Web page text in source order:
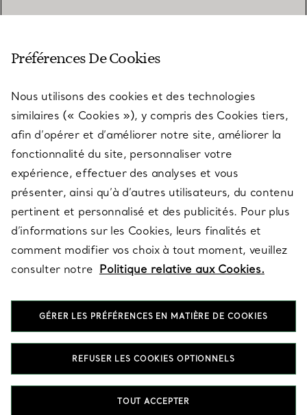
SERVICES
À PROPOS
QUESTIONS LÉGALES
SUIVEZ-NOUS
T&Co. 2026
Préférences De Cookies
Nous utilisons des cookies et des technologies
similaires (« Cookies »), y compris des Cookies tiers,
afin d’opérer et d’améliorer notre site, améliorer la
fonctionnalité du site, personnaliser votre
expérience, effectuer des analyses et vous
présenter, ainsi qu’à d’autres utilisateurs, du contenu
pertinent et personnalisé et des publicités. Pour plus
d’informations sur les Cookies, leurs finalités et
comment modifier vos choix à tout moment, veuillez
consulter notre Politique relative aux Cookies.
GÉRER LES PRÉFÉRENCES EN MATIÈRE DE COOKIES
REFUSER LES COOKIES OPTIONNELS
TOUT ACCEPTER